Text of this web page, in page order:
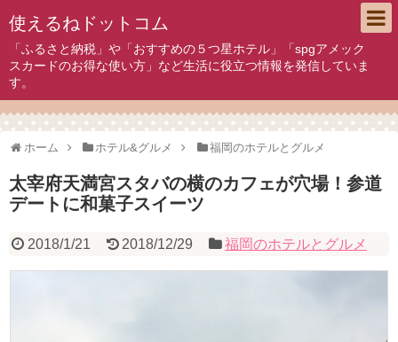
使えるねドットコム
「ふるさと納税」や「おすすめの５つ星ホテル」「spgアメック
スカードのお得な使い方」など生活に役立つ情報を発信していま
す。
ホーム ホテル&グルメ 福岡のホテルとグルメ
太宰府天満宮スタバの横のカフェが穴場！参道
デートに和菓子スイーツ
2018/1/21 2018/12/29 福岡のホテルとグルメ